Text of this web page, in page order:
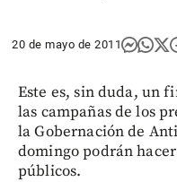
20 de mayo de 2011
Este es, sin duda, un
las campañas de los
la Gobernación de
domingo podrán
públicos.